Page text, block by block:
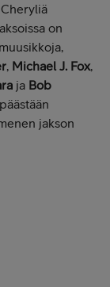
on
, Michael J. Fox,
ja Bob
jakson